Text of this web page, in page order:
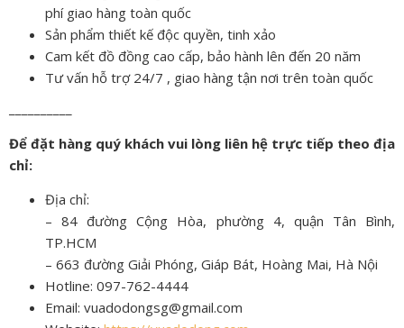
phí giao hàng toàn quốc
Sản phẩm thiết kế độc quyền, tinh xảo
Cam kết đồ đồng cao cấp, bảo hành lên đến 20 năm
Tư vấn hỗ trợ 24/7 , giao hàng tận nơi trên toàn quốc
Để đặt hàng quý khách vui lòng liên hệ trực tiếp theo địa
chỉ:
Địa chỉ:
– 84 đường Cộng Hòa, phường 4, quận Tân Bình,
TP.HCM
– 663 đường Giải Phóng, Giáp Bát, Hoàng Mai, Hà Nội
Hotline: 097-762-4444
Email: vuadodongsg@gmail.com